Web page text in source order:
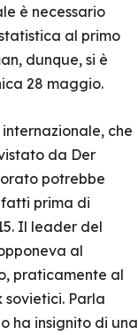
è necessario
al primo
dunque, si è
28 maggio.
che
da Der
potrebbe
prima di
Il leader del
al
praticamente al
sovietici. Parla
ha insignito di una